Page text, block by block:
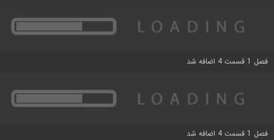
فصل 1 قسمت 4 اضافه شد
فصل 1 قسمت 4 اضافه شد